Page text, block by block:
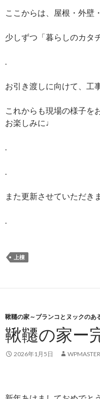
ここからは、屋根・外壁
少しずつ「暮らしのカタ
お引き渡しに向けて、工
これからも現場の様子を
お楽しみに♩
また更新させていただき
上棟
鞦韆の家～ブランコとヌックのあ
鞦韆の家ー
2026年1月5日 WPMASTER